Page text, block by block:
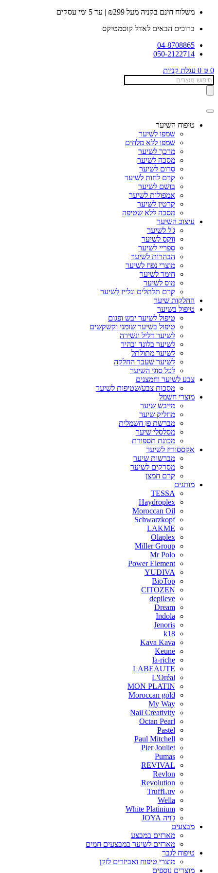
משלוח חינם בקניה מעל ₪299 | עד 5 ימי עסקים
ברוכים הבאים לאדל קוסמטיקס
04-8708865
050-2122714
₪ 0
0 עגלת קניות
Products
search
טיפוח השיער
שמפו לשיער
שמפו ללא מלחים
מרכך לשיער
מסכה לשיער
סרום לשיער
קרם לחות לשיער
בושם לשיער
אמפולות לשיער
קרטין לשיער
מסכה ללא שטיפה
עיצוב השיער
ג'ל לשיער
ווקס לשיער
ספריי לשיער
הבהרות לשיער
מוצרי נפח לשיער
חימר לשיער
מוס לשיער
קרם תלתלים וגלייז לשיער
החלקות שיער
טיפול בשיער
טיפול לשיער יבש ופגום
טיפול בשיער שומני וקשקשים
לשיער דליל ונשירה
לשיער בלונד ובהיר
לשיער מתולתל
לשיער שעבר החלקה
לכל סוגי השיער
צבע לשיער וחמצנים
מסכות צבע/שטיפות לשיער
מוצרי חשמל
מייבש שיער
מחליק שיער
מברשת פן חשמלית
מסלסלי שיער
מכונת תספורת
אקססוריז לשיער
מברשות שיער
מסרקים לשיער
קרם חמצן
מותגים
TESSA
Haydroplex
Moroccan Oil
Schwarzkopf
LAKMĒ
Olaplex
Miller Group
Mr Polo
Power Element
YUDIVA
BioTop
CITOZEN
depileve
Dream
Indola
Jenoris
k18
Kava Kava
Keune
la-riche
LABEAUTE
L'Oréal
MON PLATIN
Moroccan gold
My Way
Nail Creativity
Octan Pearl
Pastel
Paul Mitchell
Pier Jouliet
Pumas
REVIVAL
Revlon
Revolution
TruffLuv
Wella
White Platinium
ג'ויה JOYA
מבצעים
מארזים במבצע
מארזים לשיער במבצעים חמים
טיפוח לגבר
מוצרי טיפוח ואביזרים לזקן
מוצרים נוספים